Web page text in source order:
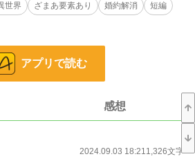
大量の疑問符を浮かべる。けれど、ミラベルが
ーブリーが勢いのまま、続ける。
きみとの婚約を解消する気はないし、結婚する意
……」
る気はなくて……っ」
ら、意を決したように、マルヴィナの肩を抱き寄
世界 ざまあ要素あり 婚約解消
短編
アプリで読む
感想
2024.09.03 18:211,326文字